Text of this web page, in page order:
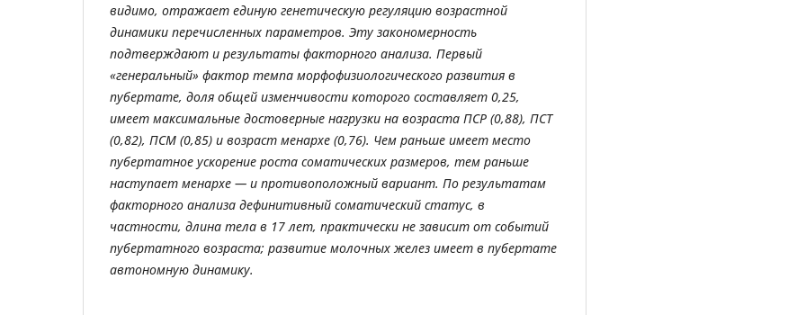
видимо, отражает единую генетическую регуляцию возрастной
динамики перечисленных параметров. Эту закономерность
подтверждают и результаты факторного анализа. Первый
«генеральный» фактор темпа морфофизиологического развития в
пубертате, доля общей изменчивости которого составляет 0,25,
имеет максимальные достоверные нагрузки на возраста ПСР (0,88), ПСТ
(0,82), ПСМ (0,85) и возраст менархе (0,76). Чем раньше имеет место
пубертатное ускорение роста соматических размеров, тем раньше
наступает менархе — и противоположный вариант. По результатам
факторного анализа дефинитивный соматический статус, в
частности, длина тела в 17 лет, практически не зависит от событий
пубертатного возраста; развитие молочных желез имеет в пубертате
автономную динамику.